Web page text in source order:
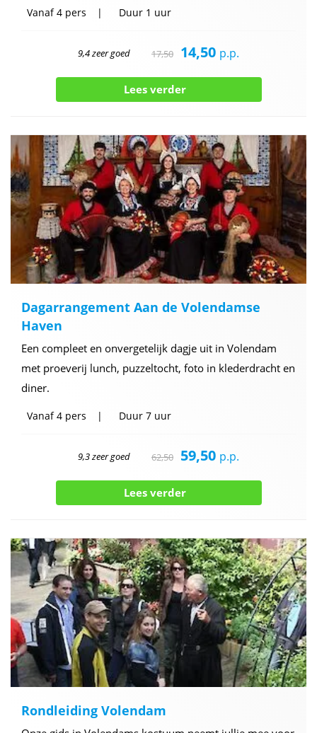
Vanaf4 pers Duur 1 uur
9,4 zeer goed 17,50 14,50 p.p.
Lees verder
Dagarrangement Aan de Volendamse
Haven
Een compleet en onvergetelijk dagje uit in Volendam
met proeverij lunch, puzzeltocht, foto in klederdracht en
diner.
Vanaf4 pers Duur 7 uur
9,3 zeer goed 62,50 59,50 p.p.
Lees verder
Rondleiding Volendam